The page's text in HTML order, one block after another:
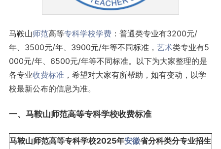
马鞍山师范高等专科学校学费：普通类专业有3200元/
年、3500元/年、3900元/年等不同标准， 艺术类专业有5
000元/年、6500元/年等不同标准。以下为大家整理的是
各专业收费标准，希望对大家有所帮助，如有变动，以学
校最新公布的信息为准。
一、马鞍山师范高等专科学校收费标准
马鞍山师范高等专科学校2025年安徽省分科类分专业招生